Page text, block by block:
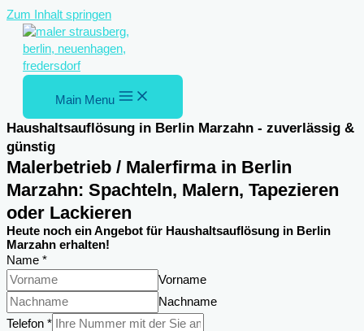
Zum Inhalt springen
Main Menu
Haushaltsauflösung in Berlin Marzahn - zuverlässig &
günstig
Malerbetrieb / Malerfirma in Berlin
Marzahn: Spachteln, Malern, Tapezieren
oder Lackieren
Heute noch ein Angebot für Haushaltsauflösung in Berlin
Marzahn erhalten!
Name *
Vorname
Nachname
des
Telefon *